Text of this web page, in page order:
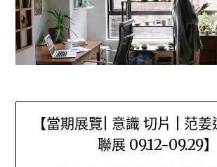
【當期展覽| 意識 切片 | 范
聯展 09.12-09.29】